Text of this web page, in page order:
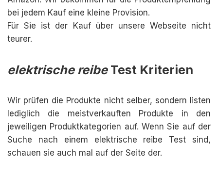
bei jedem Kauf eine kleine Provision.
Für Sie ist der Kauf über unsere Webseite nicht
teurer.
elektrische reibeTest Kriterien
Wir prüfen die Produkte nicht selber, sondern listen
lediglich die meistverkauften Produkte in den
jeweiligen Produktkategorien auf. Wenn Sie auf der
Suche nach einem elektrische reibe Test sind,
schauen sie auch mal auf der Seite der.